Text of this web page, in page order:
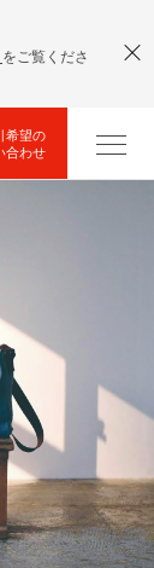
をご覧くださ